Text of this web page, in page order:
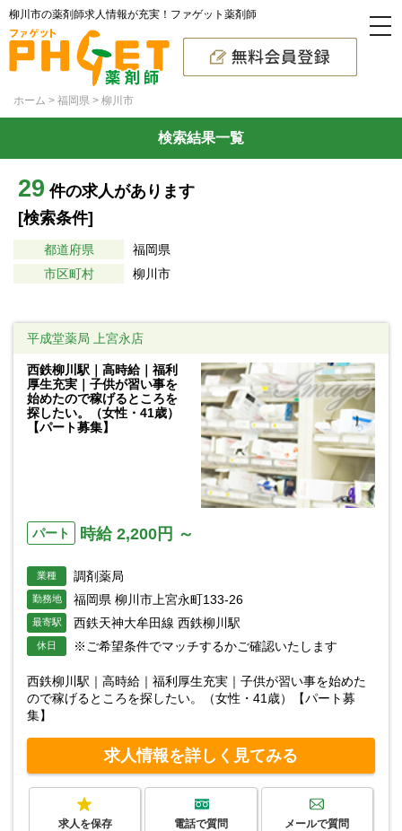
柳川市の薬剤師求人情報が充実！ファゲット薬剤師
ホーム 福岡県 柳川市
検索結果一覧
29 件の求人があります
[検索条件]
都道府県
福岡県
市区町村
柳川市
平成堂薬局 上宮永店
西鉄柳川駅｜高時給｜福利
厚生充実｜子供が習い事を
始めたので稼げるところを
探したい。（女性・41歳）
【パート募集】
パート 時給 2,200円 ～
業種 調剤薬局
勤務地 福岡県 柳川市上宮永町133-26
最寄駅 西鉄天神大牟田線 西鉄柳川駅
休日 ※ご希望条件でマッチするかご確認いたします
西鉄柳川駅｜高時給｜福利厚生充実｜子供が習い事を始めた
ので稼げるところを探したい。（女性・41歳）【パート募
集】
求人情報を詳しく見てみる
求人を保存 電話で質問 メールで質問